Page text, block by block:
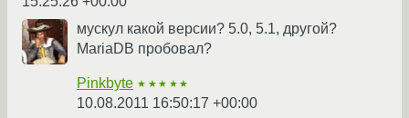
мускул какой версии? 5.0, 5.1, другой?
MariaDB пробовал?
Pinkbyte ★★★★★
10.08.2011 16:50:17 +00:00